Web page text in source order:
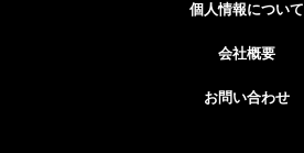
個人情報について
会社概要
お問い合わせ